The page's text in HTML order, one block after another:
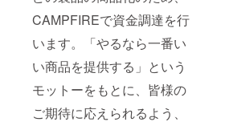
CAMPFIREで資金調達を行
います。「やるなら一番い
い商品を提供する」という
モットーをもとに、皆様の
ご期待に応えられるよう、